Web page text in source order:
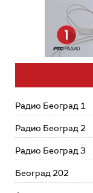
Радио Београд 1
Радио Београд 2
Радио Београд 3
Београд 202